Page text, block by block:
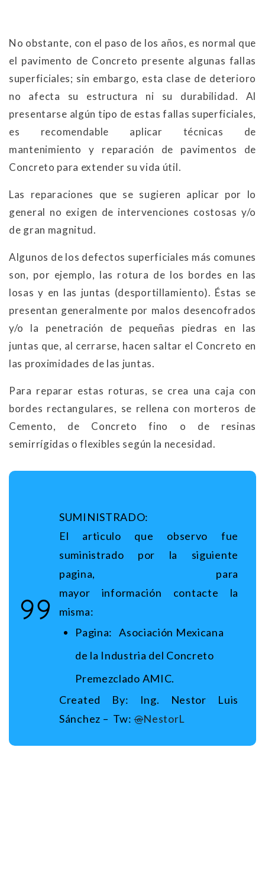
No obstante, con el paso de los años, es normal que
el pavimento de Concreto presente algunas fallas
superficiales; sin embargo, esta clase de deterioro
no afecta su estructura ni su durabilidad. Al
presentarse algún tipo de estas fallas superficiales,
es recomendable aplicar técnicas de
mantenimiento y reparación de pavimentos de
Concreto para extender su vida útil.
Las reparaciones que se sugieren aplicar por lo
general no exigen de intervenciones costosas y/o
de gran magnitud.
Algunos de los defectos superficiales más comunes
son, por ejemplo, las rotura de los bordes en las
losas y en las juntas (desportillamiento). Éstas se
presentan generalmente por malos desencofrados
y/o la penetración de pequeñas piedras en las
juntas que, al cerrarse, hacen saltar el Concreto en
las proximidades de las juntas.
Para reparar estas roturas, se crea una caja con
bordes rectangulares, se rellena con morteros de
Cemento, de Concreto fino o de resinas
semirrígidas o flexibles según la necesidad.
SUMINISTRADO:
El articulo que observo fue
suministrado por la siguiente
pagina, para
mayor información contacte la
misma:
Pagina: Asociación Mexicana
de la Industria del Concreto
Premezclado AMIC.
Created By: Ing. Nestor Luis
Sánchez – Tw:@NestorL